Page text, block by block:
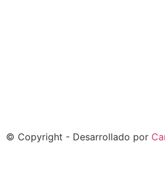
© Copyright - Desarrollado por